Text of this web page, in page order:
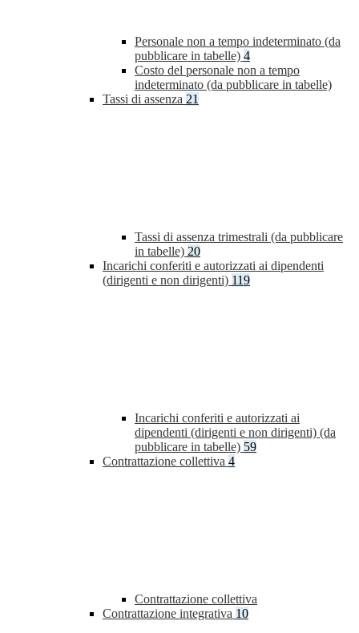
Personale non a tempo indeterminato (da
pubblicare in tabelle) 4
Costo del personale non a tempo
indeterminato (da pubblicare in tabelle)
Tassi di assenza 21
Tassi di assenza trimestrali (da pubblicare
in tabelle) 20
Incarichi conferiti e autorizzati ai dipendenti
(dirigenti e non dirigenti) 119
Incarichi conferiti e autorizzati ai
dipendenti (dirigenti e non dirigenti) (da
pubblicare in tabelle) 59
Contrattazione collettiva 4
Contrattazione collettiva
Contrattazione integrativa 10